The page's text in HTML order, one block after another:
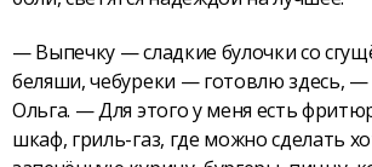
— Выпечку — сладкие булочки со
беляши, чебуреки — готовлю здесь, —
Ольга. — Для этого у меня есть
шкаф, гриль-газ, где можно сделать